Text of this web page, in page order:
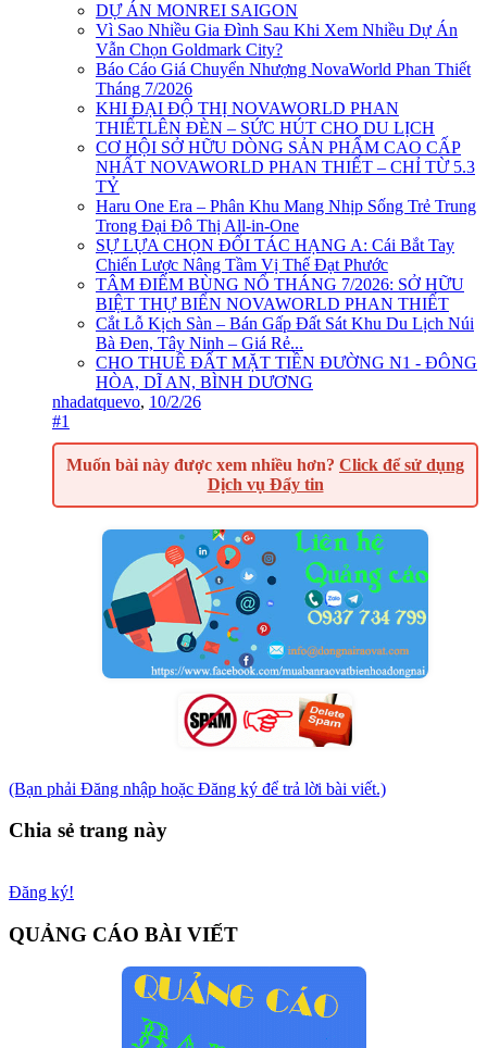
DỰ ÁN MONREI SAIGON
Vì Sao Nhiều Gia Đình Sau Khi Xem Nhiều Dự Án
Vẫn Chọn Goldmark City?
Báo Cáo Giá Chuyển Nhượng NovaWorld Phan Thiết
Tháng 7/2026
KHI ĐẠI ĐỘ THỊ NOVAWORLD PHAN
THIẾTLÊN ĐÈN – SỨC HÚT CHO DU LỊCH
CƠ HỘI SỞ HỮU DÒNG SẢN PHẨM CAO CẤP
NHẤT NOVAWORLD PHAN THIẾT – CHỈ TỪ 5.3
TỶ
Haru One Era – Phân Khu Mang Nhịp Sống Trẻ Trung
Trong Đại Đô Thị All-in-One
SỰ LỰA CHỌN ĐỐI TÁC HẠNG A: Cái Bắt Tay
Chiến Lược Nâng Tầm Vị Thế Đạt Phước
TÂM ĐIỂM BÙNG NỔ THÁNG 7/2026: SỞ HỮU
BIỆT THỰ BIỂN NOVAWORLD PHAN THIẾT
Cắt Lỗ Kịch Sàn – Bán Gấp Đất Sát Khu Du Lịch Núi
Bà Đen, Tây Ninh – Giá Rẻ...
CHO THUÊ ĐẤT MẶT TIỀN ĐƯỜNG N1 - ĐÔNG
HÒA, DĨ AN, BÌNH DƯƠNG
nhadatquevo, 10/2/26
#1
Muốn bài này được xem nhiều hơn? Click để sử dụng
Dịch vụ Đẩy tin
(Bạn phải Đăng nhập hoặc Đăng ký để trả lời bài viết.)
Chia sẻ trang này
Đăng ký!
QUẢNG CÁO BÀI VIẾT